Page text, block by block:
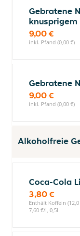
Gebratene
9,00 €
inkl. Pfand (0,00 €)
Gebratene
9,00 €
inkl. Pfand (0,00 €)
Alkoholfreie
Coca-Cola
3,80 €
Enthält Koffein
7,60 €/l, 0,5l